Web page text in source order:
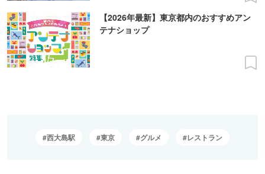
【2026年最新】東京都内のおすすめアン
テナショップ
西大島駅 東京 グルメ レストラン